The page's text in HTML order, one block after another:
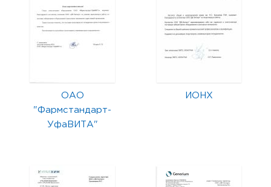
ОАО
"Фармстандарт-
УфаВИТА"
ИОНХ